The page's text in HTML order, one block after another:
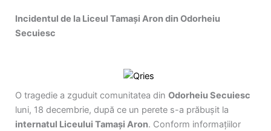
Incidentul de la Liceul Tamași Aron din Odorheiu
Secuiesc
O tragedie a zguduit comunitatea din Odorheiu Secuiesc
luni, 18 decembrie, după ce un perete s-a prăbușit la
internatul Liceului Tamași Aron. Conform informațiilor